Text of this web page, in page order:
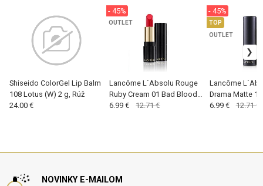
Shiseido ColorGel Lip Balm
108 Lotus (W) 2 g, Rúž
24.00 €
Lancôme L´Absolu Rouge
Ruby Cream 01 Bad Blood
Ruby 1.6 g, Rúž
OUTLET
- 45%
6.99 € 12.71 €
Lancôme
Drama Matte
Touch (W) 1.3
TOP
OUTLET
- 45%
6.99 € 12.71 €
NOVINKY E-MAILOM